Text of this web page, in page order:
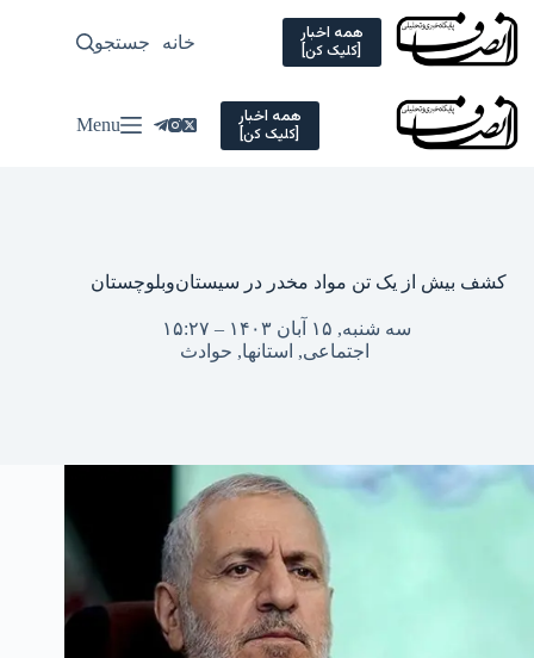
Skip
content
همه اخبار
[کلیک کن] خانه سیاسی
جستجو
همه اخبار
[کلیک کن] Menu
کشف بیش از یک تن مواد مخدر در سیستان‌وبلوچستان
سه شنبه, ۱۵ آبان ۱۴۰۳ – ۱۵:۲۷
اجتماعی, استانها, حوادث